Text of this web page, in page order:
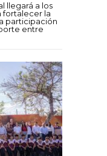
llegará a los
fortalecer la
participación
entre